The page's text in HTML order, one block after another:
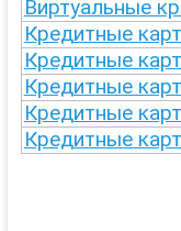
Виртуальные
Кредитные
Кредитные
Кредитные
Кредитные
Кредитные